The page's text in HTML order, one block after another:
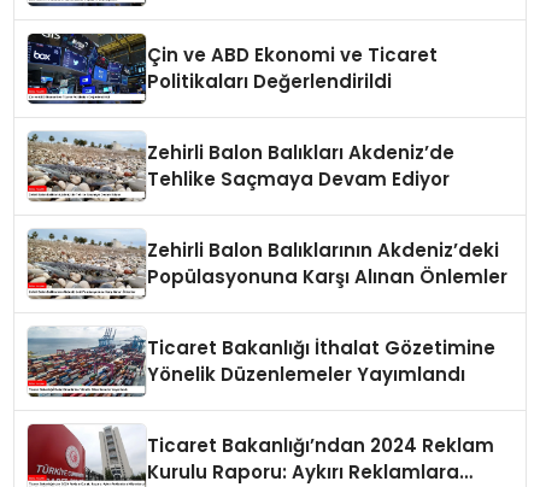
Çin ve ABD Ekonomi ve Ticaret
Politikaları Değerlendirildi
Zehirli Balon Balıkları Akdeniz’de
Tehlike Saçmaya Devam Ediyor
Zehirli Balon Balıklarının Akdeniz’deki
Popülasyonuna Karşı Alınan Önlemler
Ticaret Bakanlığı İthalat Gözetimine
Yönelik Düzenlemeler Yayımlandı
Ticaret Bakanlığı’ndan 2024 Reklam
Kurulu Raporu: Aykırı Reklamlara